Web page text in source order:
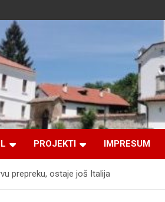
PROJEKTI IMPRESUM
prepreku, ostaje još Italija